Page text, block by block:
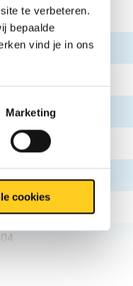
te verbeteren.
bepaalde
vind je in ons
Marketing
cookies